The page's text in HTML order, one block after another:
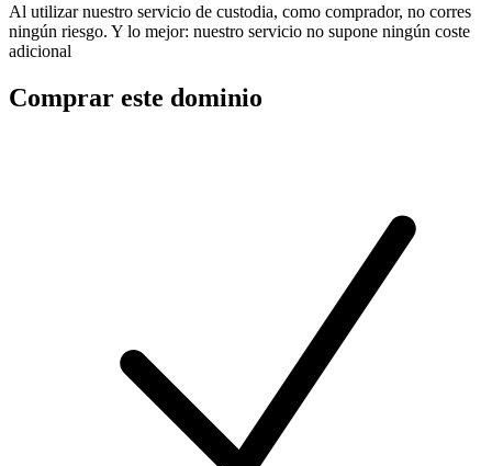
Al utilizar nuestro servicio de custodia, como comprador, no corres
ningún riesgo. Y lo mejor: nuestro servicio no supone ningún coste
adicional
Comprar este dominio